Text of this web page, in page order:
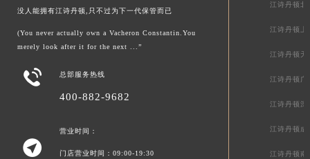
没人能拥有江诗丹顿,只不过为下一代保管而已
(You never actually own a Vacheron Constantin.You
merely look after it for the next ...”
 总部服务热线
400-882-9682

营业时间：
门店营业时间：09:00-19:30
江诗丹顿北
江诗丹顿上
江诗丹顿天
江诗丹顿广
江诗丹顿深
江诗丹顿成
江诗丹顿南